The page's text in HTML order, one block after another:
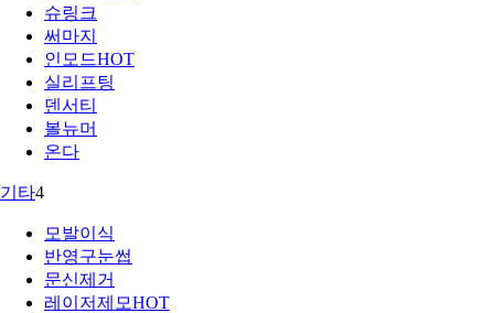
슈링크
써마지
인모드HOT
실리프팅
덴서티
볼뉴머
온다
기타4
모발이식
반영구눈썹
문신제거
레이저제모HOT